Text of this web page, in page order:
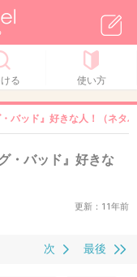
る 使い方
バッド』好きな人！（ネタ
・バッド』好きな
更新：11年前
最後
次